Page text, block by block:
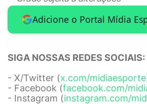
Adicione o Portal Mídia
SIGA NOSSAS REDES SOCIAIS:
- X/Twitter (x.com/midiaesporte
- Facebook (facebook.com/
- Instagram (instagram.com/